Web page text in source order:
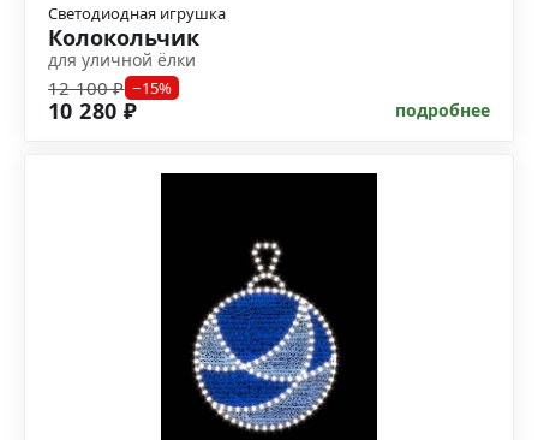
Светодиодная игрушка
Колокольчик
для уличной ёлки
12 100 ₽ −15%
10 280 ₽ подробнее